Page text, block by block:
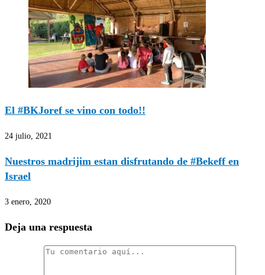
El #BKJoref se vino con todo!!
24 julio, 2021
Nuestros madrijim estan disfrutando de #Bekeff en
Israel
3 enero, 2020
Deja una respuesta